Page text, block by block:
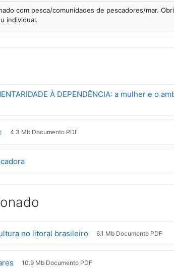
com pesca/comunidades de pescadores/mar.
individual.
À DEPENDÊNCIA: a mulher e o
Arquivo
4.3 Mb Documento PDF
URL
no litoral brasileiroArquivo
6.1 Mb Documento PDF
Arquivo
10.9 Mb Documento PDF